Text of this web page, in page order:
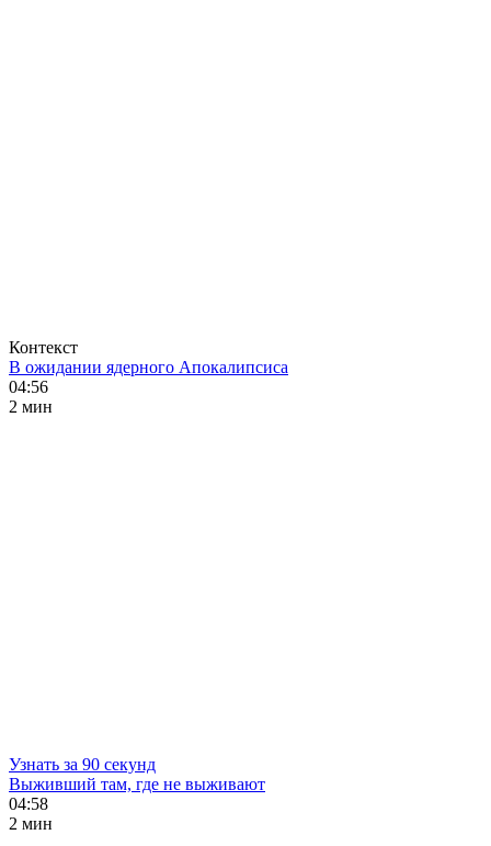
Контекст
В ожидании ядерного Апокалипсиса
04:56
2 мин
Узнать за 90 секунд
Выживший там, где не выживают
04:58
2 мин